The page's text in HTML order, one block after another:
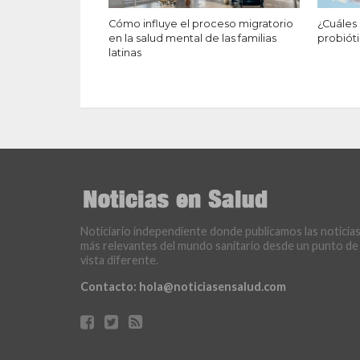
Cómo influye el proceso migratorio
en la salud mental de las familias
latinas
Noticiario independiente donde publicamos las noticias
más relevantes del mundo sanitario desde un punto de
vista diferente.
Contacto: hola@noticiasensalud.com